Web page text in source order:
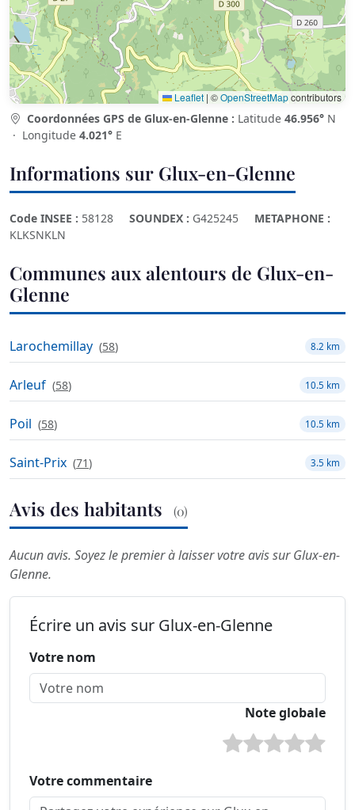
Leaflet | ©OpenStreetMapcontributors
Coordonnées GPS de Glux-en-Glenne : Latitude 46.956° N
· Longitude 4.021° E
Informations sur Glux-en-Glenne
Code INSEE : 58128 SOUNDEX : G425245
METAPHONE :
KLKSNKLN
Communes aux alentours de Glux-en-
Glenne
Larochemillay (58) 8.2 km
Arleuf (58) 10.5 km
Poil (58) 10.5 km
Saint-Prix (71) 3.5 km
Avis des habitants (0)
Aucun avis. Soyez le premier à laisser votre avis sur Glux-en-
Glenne.
Écrire un avis sur Glux-en-Glenne
Votre nom
Note globale
Votre commentaire